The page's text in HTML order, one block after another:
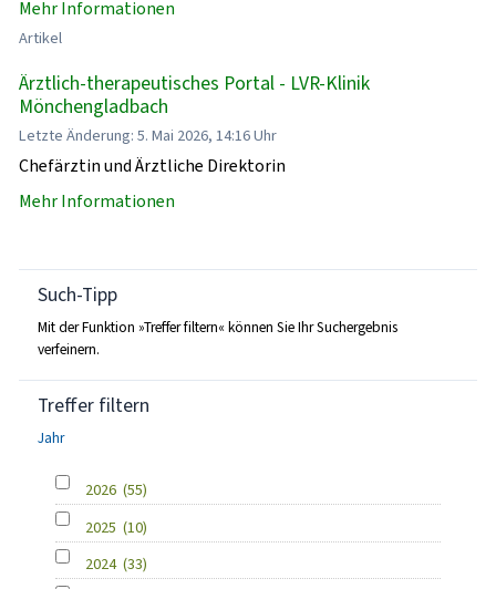
Mehr Informationen
Artikel
Ärztlich-therapeutisches Portal - LVR-Klinik
Mönchengladbach
Letzte Änderung: 5. Mai 2026, 14:16 Uhr
Chefärztin und Ärztliche Direktorin
Mehr Informationen
Such-Tipp
Mit der Funktion »Treffer filtern« können Sie Ihr Suchergebnis
verfeinern.
Treffer filtern
Jahr
2026 (55)
2025 (10)
2024 (33)